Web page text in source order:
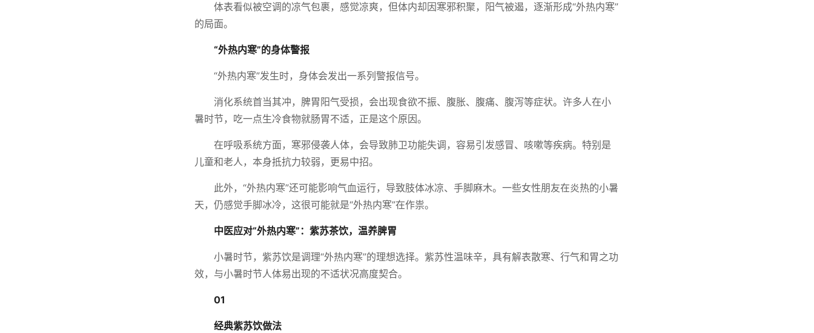
体表看似被空调的凉气包裹，感觉凉爽，但体内却因寒邪积聚，阳气被遏，逐渐形成“外热内寒”
的局面。
“外热内寒”的身体警报
“外热内寒”发生时，身体会发出一系列警报信号。
消化系统首当其冲，脾胃阳气受损，会出现食欲不振、腹胀、腹痛、腹泻等症状。许多人在小
暑时节，吃一点生冷食物就肠胃不适，正是这个原因。
在呼吸系统方面，寒邪侵袭人体，会导致肺卫功能失调，容易引发感冒、咳嗽等疾病。特别是
儿童和老人，本身抵抗力较弱，更易中招。
此外，“外热内寒”还可能影响气血运行，导致肢体冰凉、手脚麻木。一些女性朋友在炎热的小暑
天，仍感觉手脚冰冷，这很可能就是“外热内寒”在作祟。
中医应对“外热内寒”：紫苏茶饮，温养脾胃
小暑时节，紫苏饮是调理“外热内寒”的理想选择。紫苏性温味辛，具有解表散寒、行气和胃之功
效，与小暑时节人体易出现的不适状况高度契合。
01
经典紫苏饮做法